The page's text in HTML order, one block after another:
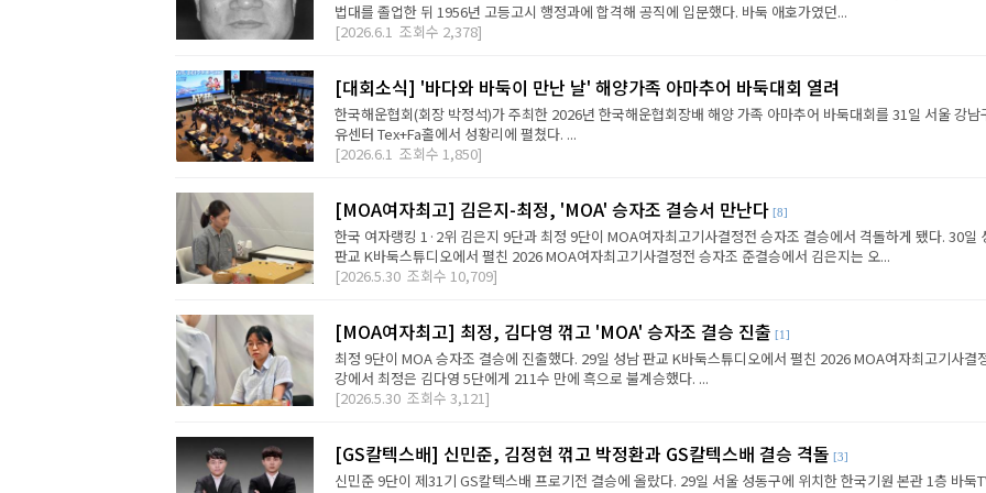
법대를 졸업한 뒤 1956년 고등고시 행정과에 합격해 공직에 입문했다. 바둑 애호가였던...
[2026.6.1 조회수 2,378]
[대회소식] '바다와 바둑이 만난 날' 해양가족 아마추어 바둑대회 열려
한국해운협회(회장 박정석)가 주최한 2026년 한국해운협회장배 해양 가족 아마추어 바둑대회를 31일 서울 강남
유센터 Tex+Fa홀에서 성황리에 펼쳤다. ...
[2026.6.1 조회수 1,850]
[MOA여자최고] 김은지-최정, 'MOA' 승자조 결승서 만난다 [8]
한국 여자랭킹 1·2위 김은지 9단과 최정 9단이 MOA여자최고기사결정전 승자조 결승에서 격돌하게 됐다. 30일
판교 K바둑스튜디오에서 펼친 2026 MOA여자최고기사결정전 승자조 준결승에서 김은지는 오...
[2026.5.30 조회수 10,709]
[MOA여자최고] 최정, 김다영 꺾고 'MOA' 승자조 결승 진출 [1]
최정 9단이 MOA 승자조 결승에 진출했다. 29일 성남 판교 K바둑스튜디오에서 펼친 2026 MOA여자최고기사결
강에서 최정은 김다영 5단에게 211수 만에 흑으로 불계승했다. ...
[2026.5.30 조회수 3,121]
[GS칼텍스배] 신민준, 김정현 꺾고 박정환과 GS칼텍스배 결승 격돌 [3]
신민준 9단이 제31기 GS칼텍스배 프로기전 결승에 올랐다. 29일 서울 성동구에 위치한 한국기원 본관 1층 바둑